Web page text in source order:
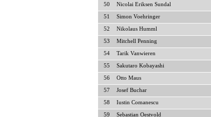
50 Nicolai Eriksen Sundal
51 Simon Voehringer
52 Nikolaus Humml
53 Mitchell Penning
54 Tarik Vanwieren
55 Sakutaro Kobayashi
56 Otto Maus
57 Josef Buchar
58 Iustin Comanescu
59 Sebastian Oestvold